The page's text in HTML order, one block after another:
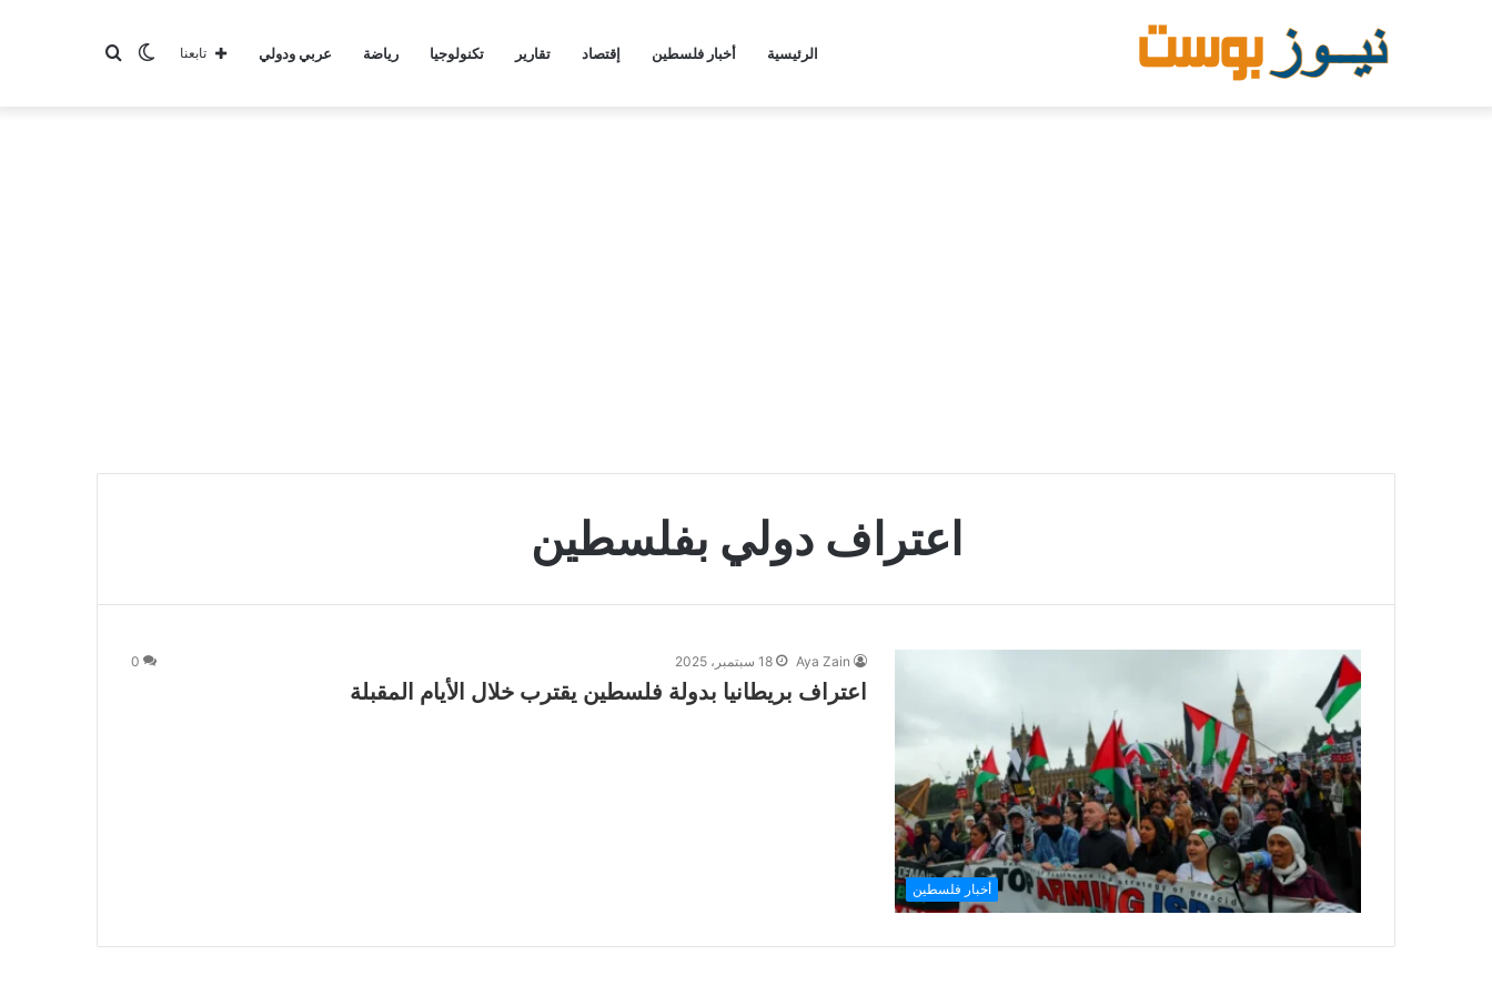
الرئيسية أخبار فلسطين إقتصاد تقارير تكنولوجيا رياضة عربي ودولي بحثالوضع تابعنا
اعتراف دولي بفلسطين
أخبار فلسطين
Aya Zain 18 سبتمبر، 2025 0
اعتراف بريطانيا بدولة فلسطين يقترب خلال الأيام المقبلة